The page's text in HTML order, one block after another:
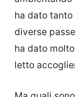
ha dato
diverse
ha dato
letto